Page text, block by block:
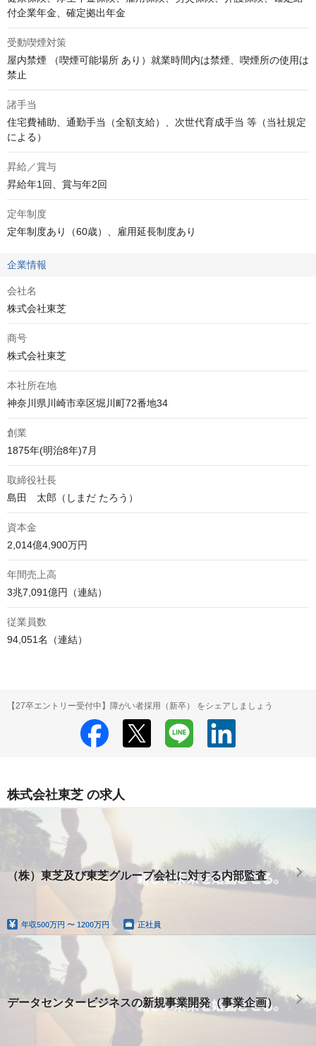
付企業年金、確定拠出年金
受動喫煙対策
屋内禁煙 （喫煙可能場所 あり）就業時間内は禁煙、喫煙所の使用は
禁止
諸手当
住宅費補助、通勤手当（全額支給）、次世代育成手当 等（当社規定
による）
昇給／賞与
昇給年1回、賞与年2回
定年制度
定年制度あり（60歳）、雇用延長制度あり
企業情報
会社名
株式会社東芝
商号
株式会社東芝
本社所在地
神奈川県川崎市幸区堀川町72番地34
創業
1875年(明治8年)7月
取締役社長
島田　太郎（しまだ たろう）
資本金
2,014億4,900万円
年間売上高
3兆7,091億円（連結）
従業員数
94,051名（連結）
【27卒エントリー受付中】障がい者採用（新卒） をシェアしましょう
株式会社東芝 の求人
（株）東芝及び東芝グループ会社に対する内部監査
年収500万円 〜 1200万円 正社員
データセンタービジネスの新規事業開発（事業企画）